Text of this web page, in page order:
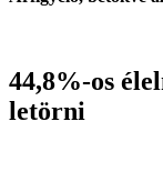
44,8%-os
letörni